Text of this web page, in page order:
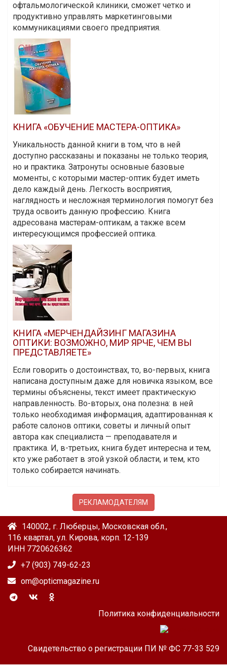
офтальмологической клиники, сможет четко и
продуктивно управлять маркетинговыми
коммуникациями своего предприятия.
КНИГА «ОБУЧЕНИЕ МАСТЕРА-ОПТИКА»
Уникальность данной книги в том, что в ней
доступно рассказаны и показаны не только теория,
но и практика. Затронуты основные базовые
моменты, с которыми мастер-оптик будет иметь
дело каждый день. Легкость восприятия,
наглядность и несложная терминология помогут без
труда освоить данную профессию. Книга
адресована мастерам-оптикам, а также всем
интересующимся профессией оптика.
КНИГА «МЕРЧЕНДАЙЗИНГ МАГАЗИНА
ОПТИКИ: ВОЗМОЖНО, МИР ЯРЧЕ, ЧЕМ ВЫ
ПРЕДСТАВЛЯЕТЕ»
Если говорить о достоинствах, то, во-первых, книга
написана доступным даже для новичка языком, все
термины объяснены, текст имеет практическую
направленность. Во-вторых, она полезна: в ней
только необходимая информация, адаптированная к
работе салонов оптики, советы и личный опыт
автора как специалиста — преподавателя и
практика. И, в-третьих, книга будет интересна и тем,
кто уже работает в этой узкой области, и тем, кто
только собирается начинать.
РЕКЛАМОДАТЕЛЯМ
140002, г. Люберцы, Московская обл.,
116 квартал, ул. Кирова, корп. 12-139
ИНН 7720626362
+7 (903) 749-62-23
om@opticmagazine.ru
Политика конфиденциальности
Свидетельство о регистрации ПИ № ФС 77-33 529